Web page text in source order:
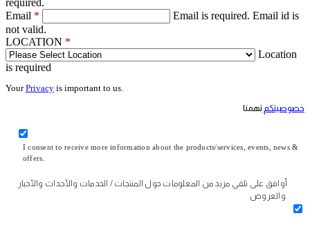
required.
Email * Email is required. Email id is
not valid.
LOCATION *
Location
is required
YourPrivacy is important to us.
خصوصيتكم تهمنا
I consent to receive more information about the products/services, events, news &
offers.
أوافق على تلقي مزيد من المعلومات حول المنتجات / الخدمات والأحداث والأخبار
والعروض.